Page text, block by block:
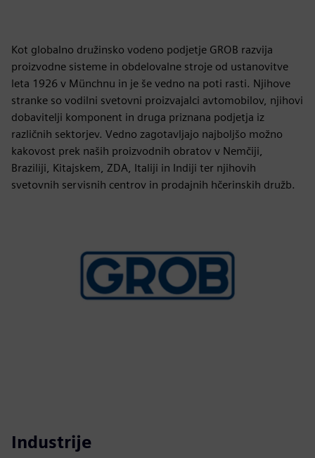
Kot globalno družinsko vodeno podjetje GROB razvija
proizvodne sisteme in obdelovalne stroje od ustanovitve
leta 1926 v Münchnu in je še vedno na poti rasti. Njihove
stranke so vodilni svetovni proizvajalci avtomobilov, njihovi
dobavitelji komponent in druga priznana podjetja iz
različnih sektorjev. Vedno zagotavljajo najboljšo možno
kakovost prek naših proizvodnih obratov v Nemčiji,
Braziliji, Kitajskem, ZDA, Italiji in Indiji ter njihovih
svetovnih servisnih centrov in prodajnih hčerinskih družb.
Industrije